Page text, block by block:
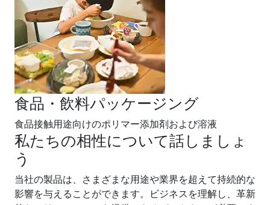
食品・飲料パッケージング
食品接触用途向けのポリマー添加剤および溶液
私たちの相性について話しましょ
う
当社の製品は、さまざまな用途や業界を超えて持続的な
影響を与えることができます。ビジネスを理解し、革新